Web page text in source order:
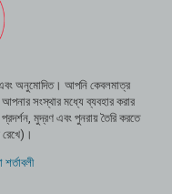
এবং অনুমোদিত। আপনি কেবলমাত্র
সংস্থার মধ্যে ব্যবহার করার
মুদ্রণ এবং পুনরায় তৈরি করতে
রেখে)।